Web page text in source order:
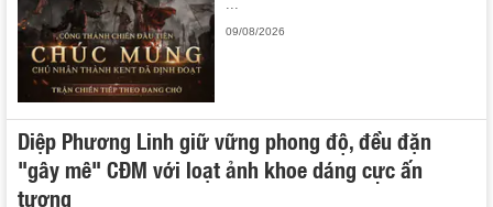
09/08/2026
Diệp Phương Linh giữ vững phong độ, đều đặn
"gây mê" CĐM với loạt ảnh khoe dáng cực ấn
tượng